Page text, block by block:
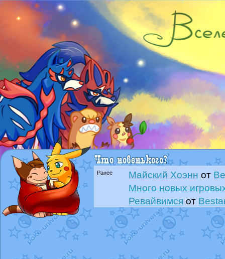
Ранее Майский Хоэнн от
Много новых
Ревайвимся от
Всё, трындец
Технические
доброе утро славяне
Йолда и Мимикью
от